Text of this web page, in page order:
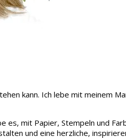
kann. Ich lebe mit meinem
es, mit Papier, Stempeln und
und eine herzliche,